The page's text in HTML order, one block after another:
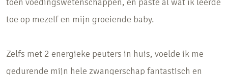
toe op mezelf en mijn groeiende baby.
Zelfs met 2 energieke peuters in huis, voelde ik me
gedurende mijn hele zwangerschap fantastisch en